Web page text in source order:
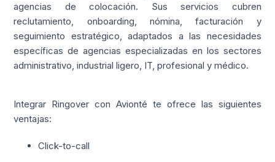
agencias de colocación. Sus servicios cubren
reclutamiento, onboarding, nómina, facturación y
seguimiento estratégico, adaptados a las necesidades
específicas de agencias especializadas en los sectores
administrativo, industrial ligero, IT, profesional y médico.
Integrar Ringover con Avionté te ofrece las siguientes
ventajas:
Click-to-call